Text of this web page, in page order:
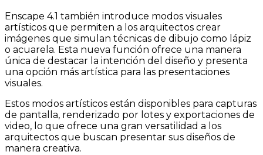
Enscape 4.1 también introduce modos visuales
artísticos que permiten a los arquitectos crear
imágenes que simulan técnicas de dibujo como lápiz
o acuarela. Esta nueva función ofrece una manera
única de destacar la intención del diseño y presenta
una opción más artística para las presentaciones
visuales.
Estos modos artísticos están disponibles para capturas
de pantalla, renderizado por lotes y exportaciones de
video, lo que ofrece una gran versatilidad a los
arquitectos que buscan presentar sus diseños de
manera creativa.